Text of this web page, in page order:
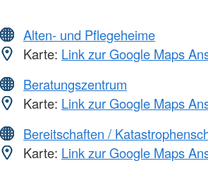
Alten- und Pflegeheime
Karte: Link zur Google Maps
Beratungszentrum
Karte: Link zur Google Maps
Bereitschaften /
Karte: Link zur Google Maps